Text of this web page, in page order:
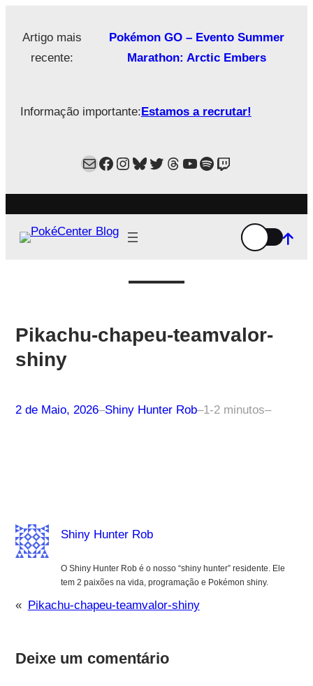
paraArtigo mais
recente:
Pokémon GO – Evento Summer
Marathon: Arctic Embers
Informação importante:Estamos a recrutar!
MailFacebook
Instagram
Bluesky
Twitter
Estamos no Threads!
YouTube
Spotify
Twitch
Pikachu-chapeu-teamvalor-
shiny
2 de Maio, 2026–Shiny Hunter Rob–1-2 minutos–
Shiny Hunter Rob
O Shiny Hunter Rob é o nosso “shiny hunter” residente. Ele
tem 2 paixões na vida, programação e Pokémon shiny.
« Pikachu-chapeu-teamvalor-shiny
Deixe um comentário